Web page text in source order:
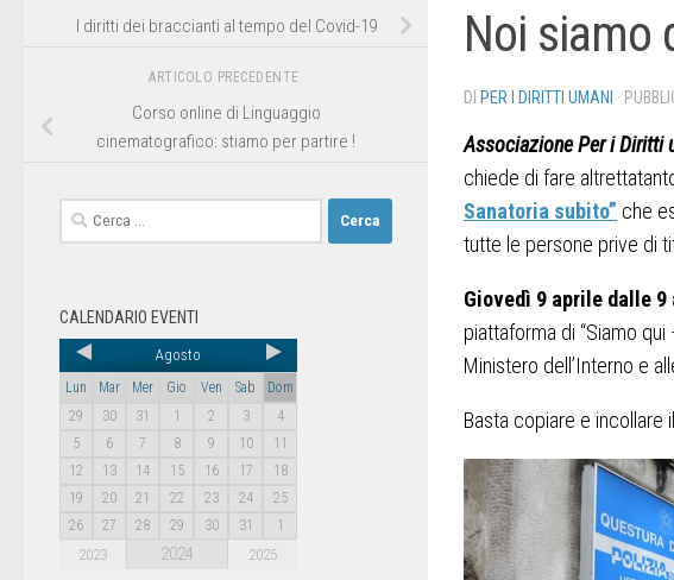
Noi siamo
DI PER I DIRITTI UMANI ·
Associazione Per i Diritti
chiede di fare
Sanatoria subito” che
tutte le persone prive di
Giovedì 9 aprile dalle 9
piattaforma di “Siamo qui
Ministero dell’Interno e
Basta copiare e incollare
I diritti dei braccianti al tempo del Covid-19
ARTICOLO PRECEDENTE
Corso online di Linguaggio
cinematografico: stiamo per partire !
CALENDARIO EVENTI
Agosto
Lun Mar Mer Gio Ven Sab
Dom
29
30 31 1 2 3
4
5
6 7 8 9 10
11
12
13 14 15 16 17
18
19
20 21 22 23 24
25
26
27 28 29 30 31 1
2023 2024 2025